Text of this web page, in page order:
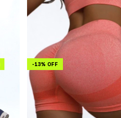
-13% OFF